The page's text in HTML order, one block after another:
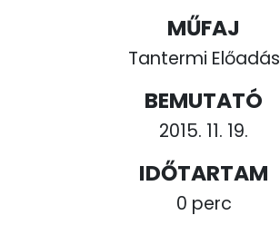
MŰFAJ
Tantermi Előadás
BEMUTATÓ
2015. 11. 19.
IDŐTARTAM
0 perc